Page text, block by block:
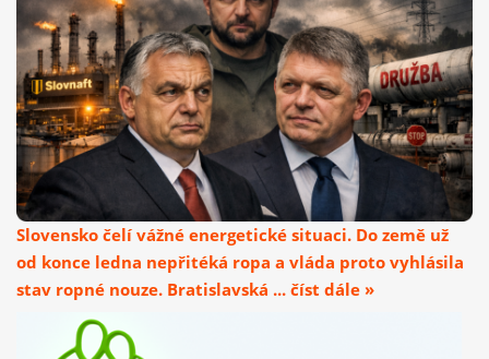
Slovensko čelí vážné energetické situaci. Do země už
od konce ledna nepřitéká ropa a vláda proto vyhlásila
stav ropné nouze. Bratislavská ... číst dále »